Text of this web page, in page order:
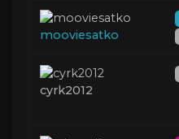
mooviesatko
cyrk2012